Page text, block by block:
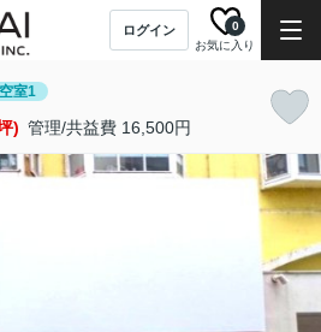
ログイン
お気に入り
0
空室1
) 管理/共益費 16,500円